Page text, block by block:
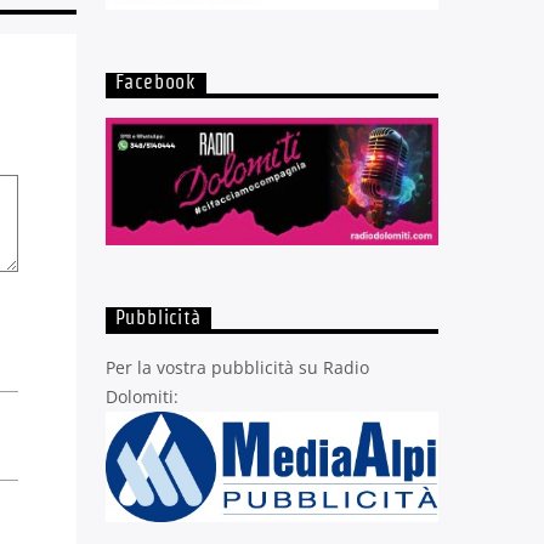
Facebook
Pubblicità
Per la vostra pubblicità su Radio
Dolomiti: